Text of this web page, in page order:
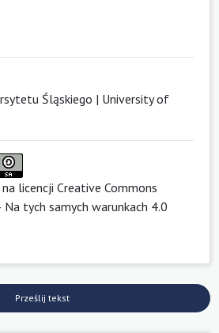
Śląskiego | University of
licencji Creative Commons
tych samych warunkach 4.0
Prześlij tekst